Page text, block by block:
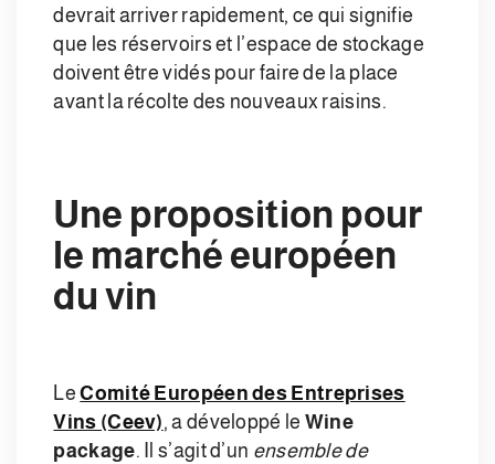
devrait arriver rapidement, ce qui signifie
que les réservoirs et l’espace de stockage
doivent être vidés pour faire de la place
avant la récolte des nouveaux raisins.
Une proposition pour
le marché européen
du vin
LeComité Européen des Entreprises
Vins (Ceev), a développé le Wine
package. Il s’agit d’un ensemblede